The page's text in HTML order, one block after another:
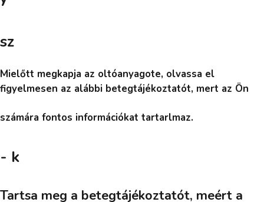
sz
Mielőtt megkapja az oltóanyagote, olvassa el
figyelmesen az alábbi betegtájékoztatót, mert az Ön
számára fontos információkat tartarlmaz.
- k
Tartsa meg a betegtájékoztatót, meért a